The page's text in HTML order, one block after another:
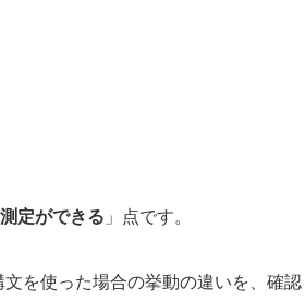
定ができる 」点です。
文を使った場合の挙動の違いを、確認